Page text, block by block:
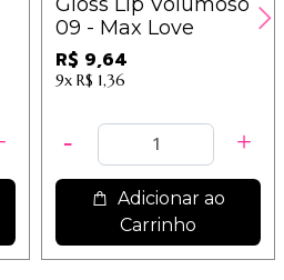
09 - Max Love
R$ 9,64
9x R$ 1,36
Adicionar ao
Carrinho